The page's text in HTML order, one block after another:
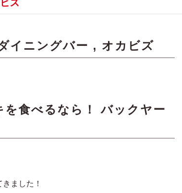
ズ
イニングバー , オカビズ
食べるなら！ バックヤー
ました！